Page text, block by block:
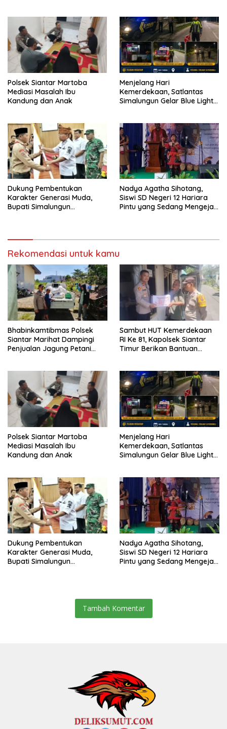
Polsek Siantar Martoba
Mediasi Masalah Ibu
Kandung dan Anak
Menjelang Hari
Kemerdekaan, Satlantas
Simalungun Gelar Blue Light
Saribudolok
Dukung Pembentukan
Karakter Generasi Muda,
Bupati Simalungun
Nadya Agatha Sihotang,
Siswi SD Negeri 12 Hariara
Pintu yang Sedang Mengejar
Rekomendasi untuk kamu
Bhabinkamtibmas Polsek
Siantar Marihat Dampingi
Penjualan Jagung Petani
Sambut HUT Kemerdekaan
RI Ke 81, Kapolsek Siantar
Timur Berikan Bantuan
Polsek Siantar Martoba
Mediasi Masalah Ibu
Kandung dan Anak
Menjelang Hari
Kemerdekaan, Satlantas
Simalungun Gelar Blue Light
Saribudolok
Dukung Pembentukan
Karakter Generasi Muda,
Bupati Simalungun
Nadya Agatha Sihotang,
Siswi SD Negeri 12 Hariara
Pintu yang Sedang Mengejar
Tambah Komentar